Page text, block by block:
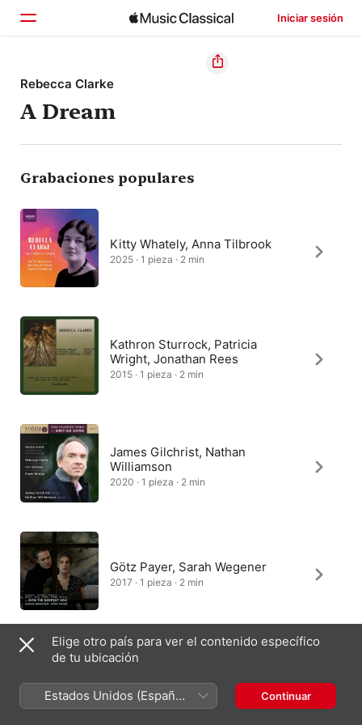
Iniciar sesión
Inicio
Explorar
Buscar
Rebecca Clarke
A Dream
Grabaciones populares
Kitty Whately, Anna Tilbrook
2025 · 1 pieza · 2 min
Kathron Sturrock, Patricia
Wright, Jonathan Rees
2015 · 1 pieza · 2 min
James Gilchrist, Nathan
Williamson
2020 · 1 pieza · 2 min
Götz Payer, Sarah Wegener
2017 · 1 pieza · 2 min
Francesca Federico ÓMurchú,
Dan Franklin Smith
2025 · 1 pieza · 2 min
Elige otro país para ver el contenido específico
de tu ubicación
Estados Unidos (Español
México)
Continuar